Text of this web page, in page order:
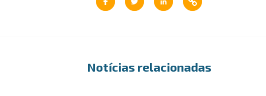
Notícias relacionadas